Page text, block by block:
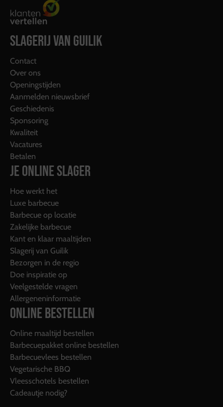
SLAGERIJ VAN GUILIK
Contact
Over ons
Openingstijden
Aanmelden nieuwsbrief
Geschiedenis
Sponsoring
Kwaliteit
Vacatures
Betalen
JE ONLINE SLAGER
Hoe werkt het
Luxe barbecue
Barbecue op locatie
Zakelijke barbecue
Kant en klaar maaltijden
Slagerij van Guilik
Bezorgen in de regio
Doe inspiratie op
Veelgestelde vragen
Allergeneninformatie
ONLINE BESTELLEN
Online maaltijd bestellen
Barbecuepakket online bestellen
Barbecuevlees bestellen
Vegetarische BBQ
Vleesschotels bestellen
Cadeautje nodig?